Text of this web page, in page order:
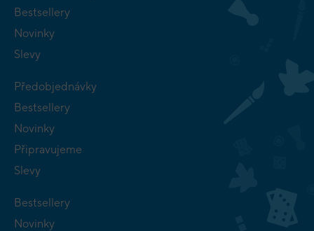
Bestsellery
Novinky
Slevy
Předobjednávky
Bestsellery
Novinky
Připravujeme
Slevy
Bestsellery
Novinky